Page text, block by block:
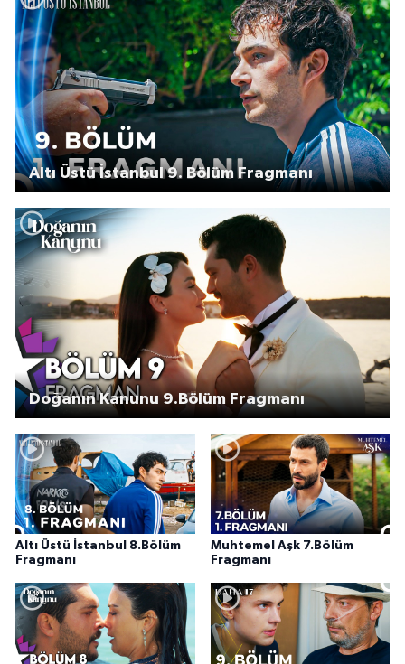
Altı Üstü İstanbul 9. Bölüm Fragmanı
Doğanın Kanunu 9.Bölüm Fragmanı
Altı Üstü İstanbul 8.Bölüm
Fragmanı
Muhtemel Aşk 7.Bölüm
Fragmanı